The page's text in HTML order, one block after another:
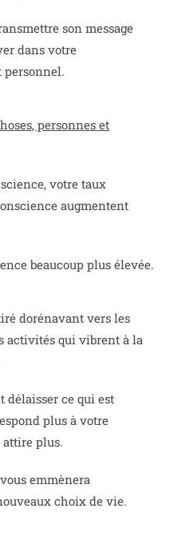
son message
dans votre
personnes et
votre taux
augmentent
beaucoup plus élevée.
dorénavant vers les
activités qui vibrent à la
délaisser ce qui est
plus à votre
attire plus.
emmènera
choix de vie.